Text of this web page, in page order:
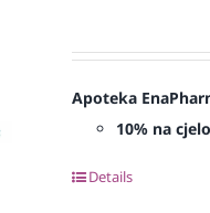
Apoteka
10% na
Details